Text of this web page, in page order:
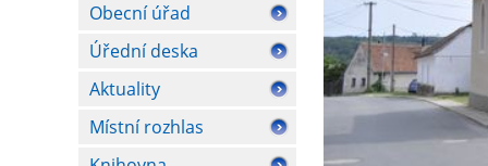
Obecní úřad
Úřední deska
Aktuality
Místní rozhlas